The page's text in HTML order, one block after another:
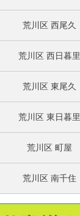
荒川区 西尾久
荒川区 西日暮里
荒川区 東尾久
荒川区 東日暮里
荒川区 町屋
荒川区 南千住